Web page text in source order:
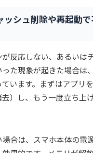
ッシュ削除や再起動
反応しない、あるいは
た現象が起きた場合は
います。まずはアプリ
去）し、もう一度立ち上
合は、スマホ本体の電